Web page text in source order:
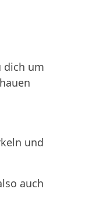
dich um
und
auch